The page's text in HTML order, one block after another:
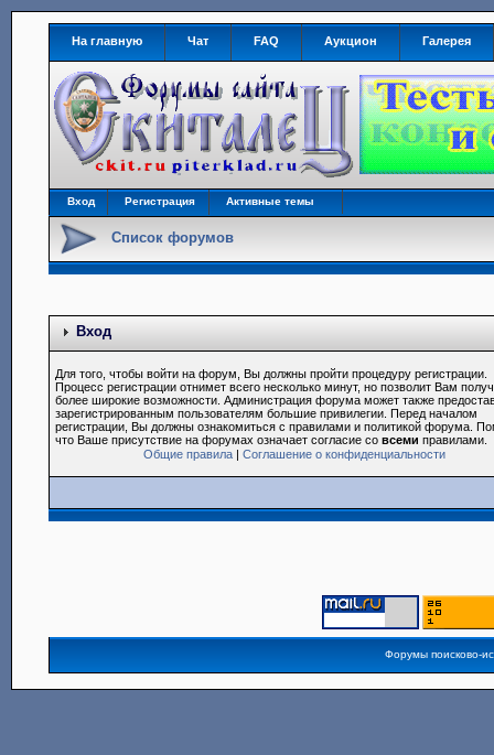
На главную Чат FAQ Аукцион Галерея
Вход Регистрация Активные темы
Список форумов
Вход
Для того, чтобы войти на форум, Вы должны пройти процедуру регистрации.
Процесс регистрации отнимет всего несколько минут, но позволит Вам
более широкие возможности. Администрация форума может также
зарегистрированным пользователям большие привилегии. Перед началом
регистрации, Вы должны ознакомиться с правилами и политикой форума.
что Ваше присутствие на форумах означает согласие совсеми правилами.
Общие правила |Соглашение о конфиденциальности
Форумы поисково-